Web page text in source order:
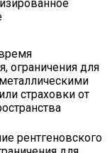
ограничения для
страховки от
рентгеновского